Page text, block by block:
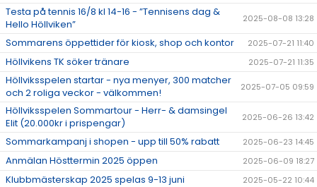
Testa på tennis 16/8 kl 14-16 - ”Tennisens dag &
Hello Höllviken”
2025-08-08 13:28
Sommarens öppettider för kiosk, shop och kontor 2025-07-21 11:40
Höllvikens TK söker tränare 2025-07-21 11:35
Höllviksspelen startar - nya menyer, 300 matcher
och 2 roliga veckor - välkommen!
2025-07-05 09:59
Höllviksspelen Sommartour - Herr- & damsingel
Elit (20.000kr i prispengar)
2025-06-26 13:42
Sommarkampanj i shopen - upp till 50% rabatt 2025-06-23 14:45
Anmälan Hösttermin 2025 öppen 2025-06-09 18:27
Klubbmästerskap 2025 spelas 9-13 juni 2025-05-22 10:44